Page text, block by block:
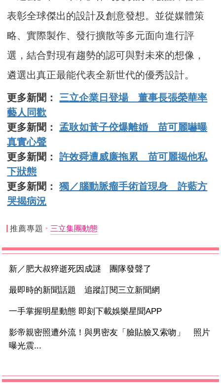
表彰全球傑出的設計及創意發想。並從媒體策
略、實際製作、發行擴散等多元面向進行評
選，結合對現有趨勢的認可與對未來的想像，
遴選出真正最能代表全新世代的優秀設計。
更多新聞： 三立企業日登場 董事長張榮華率
藝人同歡
更多新聞： 孟耿如黃子佼爆離婚 苗可麗嚇曝
真實心聲
更多新聞：許效舜遭威廉拖累 苗可麗揭他私
下狀態
更多新聞：獨／腦動脈瘤手術首現身 許藍方
哭揭病況
推薦專題 三立集團動態
新／肥大叔猝逝死因成謎 團隊發聲了
最即時的新聞話題 追蹤訂閱三立新聞網
一手掌握明星動態 即刻下載娛樂星聞APP
影帝親密照遭外流！與男密友「臉貼臉又索吻」 照片
曝光震...